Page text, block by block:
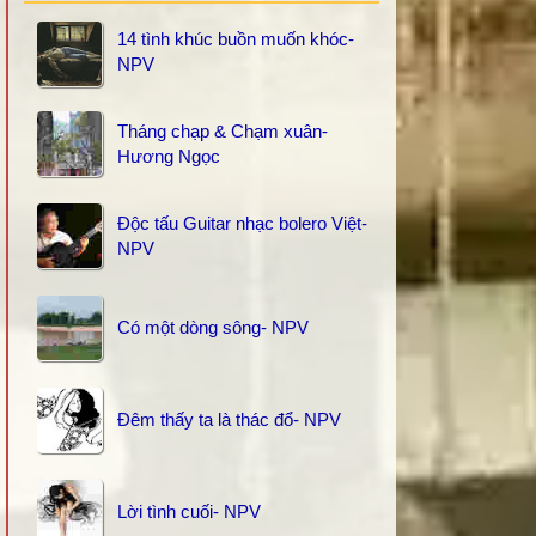
14 tình khúc buồn muốn khóc-
NPV
Tháng chạp & Chạm xuân-
Hương Ngọc
Độc tấu Guitar nhạc bolero Việt-
NPV
Có một dòng sông- NPV
Đêm thấy ta là thác đổ- NPV
Lời tình cuối- NPV